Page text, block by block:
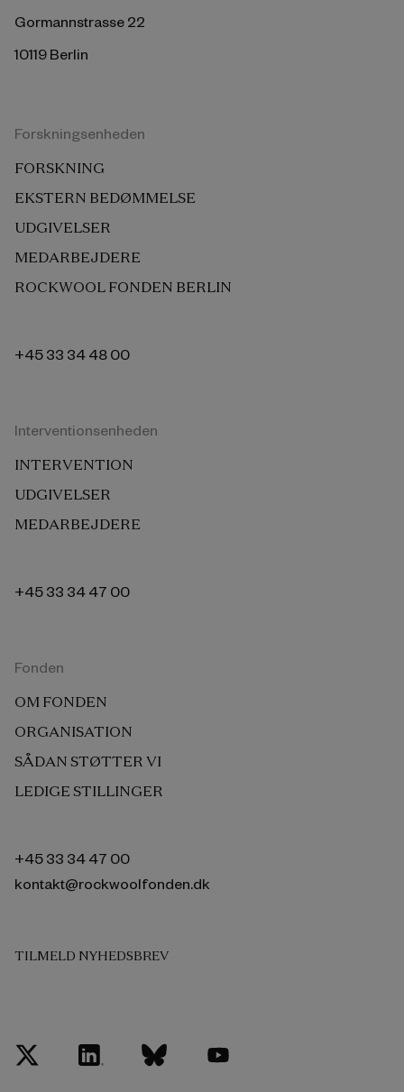
Gormannstrasse 22
10119 Berlin
Forskningsenheden
FORSKNING
EKSTERN BEDØMMELSE
UDGIVELSER
MEDARBEJDERE
ROCKWOOL FONDEN BERLIN
+45 33 34 48 00
Interventionsenheden
INTERVENTION
UDGIVELSER
MEDARBEJDERE
+45 33 34 47 00
Fonden
OM FONDEN
ORGANISATION
SÅDAN STØTTER VI
LEDIGE STILLINGER
+45 33 34 47 00
kontakt@rockwoolfonden.dk
TILMELD NYHEDSBREV